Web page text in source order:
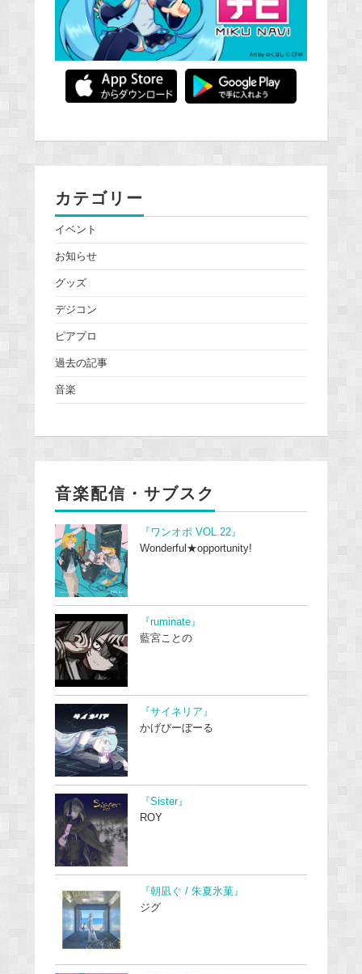
カテゴリー
イベント
お知らせ
グッズ
デジコン
ピアプロ
過去の記事
音楽
音楽配信・サブスク
『ワンオポ VOL.22』
Wonderful★opportunity!
『ruminate』
藍宮ことの
『サイネリア』
かげぴーぼーる
『Sister』
ROY
『朝凪ぐ / 朱夏氷菓』
ジグ